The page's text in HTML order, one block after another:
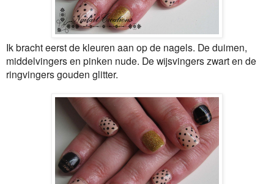
Ik bracht eerst de kleuren aan op de nagels. De duimen,
middelvingers en pinken nude. De wijsvingers zwart en de
ringvingers gouden glitter.